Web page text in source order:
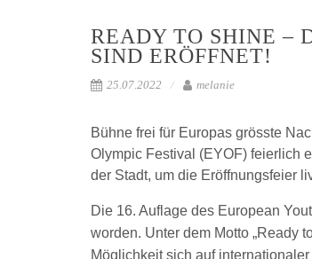
READY TO SHINE –
SIND ERÖFFNET!
25.07.2022 melanie
Bühne frei für Europas grösste
Olympic Festival (EYOF) feierlich
der Stadt, um die Eröffnungsfeier
Die 16. Auflage des European
worden. Unter dem Motto „Ready
Möglichkeit sich auf